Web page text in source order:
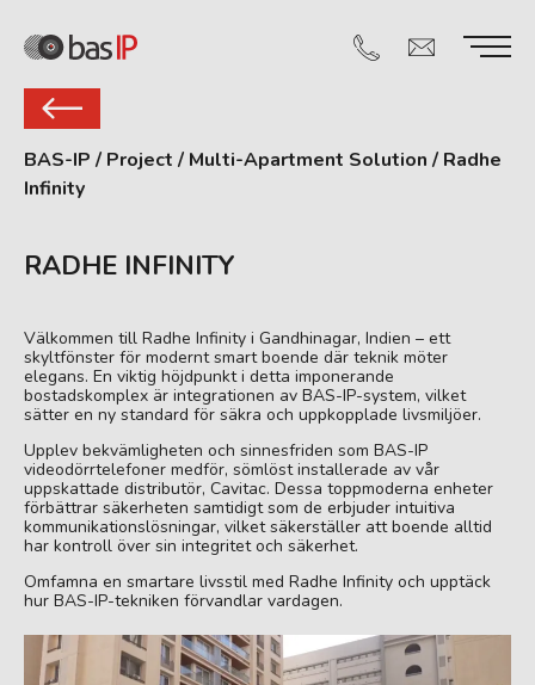
BAS-IP / Project / Multi-Apartment Solution / Radhe
Infinity
RADHE INFINITY
Välkommen till Radhe Infinity i Gandhinagar, Indien – ett
skyltfönster för modernt smart boende där teknik möter
elegans. En viktig höjdpunkt i detta imponerande
bostadskomplex är integrationen av BAS-IP-system, vilket
sätter en ny standard för säkra och uppkopplade livsmiljöer.
Upplev bekvämligheten och sinnesfriden som BAS-IP
videodörrtelefoner medför, sömlöst installerade av vår
uppskattade distributör, Cavitac. Dessa toppmoderna enheter
förbättrar säkerheten samtidigt som de erbjuder intuitiva
kommunikationslösningar, vilket säkerställer att boende alltid
har kontroll över sin integritet och säkerhet.
Omfamna en smartare livsstil med Radhe Infinity och upptäck
hur BAS-IP-tekniken förvandlar vardagen.